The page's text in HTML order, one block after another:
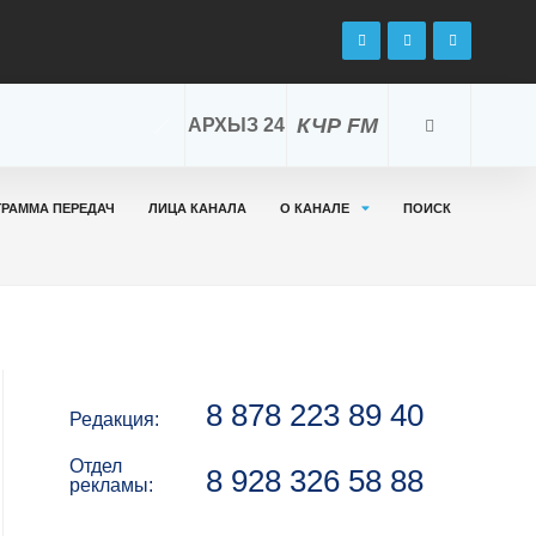
КЧР FM
АРХЫЗ 24
ПЕРЕДАЧ ЛИЦА КАНАЛА О КАНАЛЕ
ПОИСК
Редакция: 8 878 223 89 40
Отдел
рекламы:
8 928 326 58 88